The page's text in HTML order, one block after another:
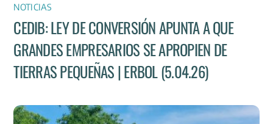
NOTICIAS
CEDIB: LEY DE CONVERSIÓN APUNTA A QUE
GRANDES EMPRESARIOS SE APROPIEN DE
TIERRAS PEQUEÑAS | ERBOL (5.04.26)